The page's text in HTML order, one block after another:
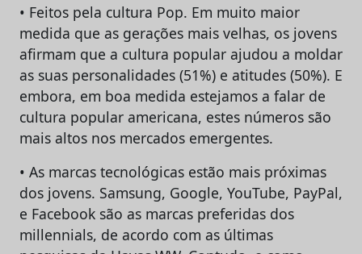
• Feitos pela cultura Pop. Em muito maior
medida que as gerações mais velhas, os jovens
afirmam que a cultura popular ajudou a moldar
as suas personalidades (51%) e atitudes (50%). E
embora, em boa medida estejamos a falar de
cultura popular americana, estes números são
mais altos nos mercados emergentes.
• As marcas tecnológicas estão mais próximas
dos jovens. Samsung, Google, YouTube, PayPal,
e Facebook são as marcas preferidas dos
millennials, de acordo com as últimas